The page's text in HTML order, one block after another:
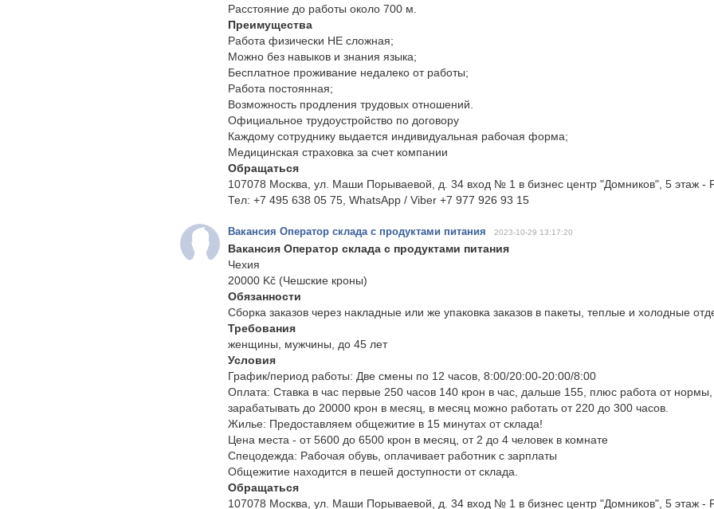
Расстояние до работы около 700 м.
Преимущества
Работа физически НЕ сложная;
Можно без навыков и знания языка;
Бесплатное проживание недалеко от работы;
Работа постоянная;
Возможность продления трудовых отношений.
Официальное трудоустройство по договору
Каждому сотруднику выдается индивидуальная рабочая форма;
Медицинская страховка за счет компании
Обращаться
107078 Москва, ул. Маши Порываевой, д. 34 вход № 1 в бизнес центр "Домников", 5 этаж -
Тел: +7 495 638 05 75, WhatsApp / Viber +7 977 926 93 15
Вакансия Оператор склада с продуктами питания 2023-10-29 13:17:20
Вакансия Оператор склада с продуктами питания
Чехия
20000 Kč (Чешские кроны)
Обязанности
Сборка заказов через накладные или же упаковка заказов в пакеты, теплые и холодные
Требования
женщины, мужчины, до 45 лет
Условия
График/период работы: Две смены по 12 часов, 8:00/20:00-20:00/8:00
Оплата: Ставка в час первые 250 часов 140 крон в час, дальше 155, плюс работа от
зарабатывать до 20000 крон в месяц, в месяц можно работать от 220 до 300 часов.
Жилье: Предоставляем общежитие в 15 минутах от склада!
Цена места - от 5600 до 6500 крон в месяц, от 2 до 4 человек в комнате
Спецодежда: Рабочая обувь, оплачивает работник с зарплаты
Общежитие находится в пешей доступности от склада.
Обращаться
107078 Москва, ул. Маши Порываевой, д. 34 вход № 1 в бизнес центр "Домников", 5 этаж -